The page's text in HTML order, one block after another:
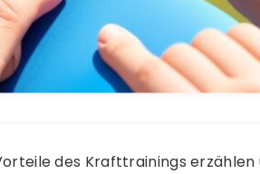
des Krafttrainings erzählen